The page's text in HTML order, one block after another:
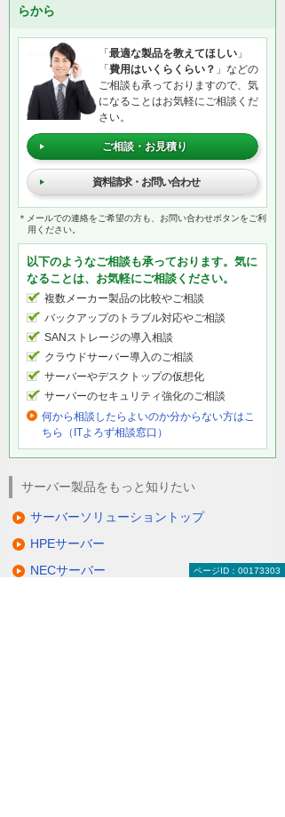
らから
「最適な製品を教えてほしい 」
「費用はいくらくらい？ 」などの
ご相談も承っておりますので、気
になることはお気軽にご相談くだ
さい。
ご相談・お見積り
資料請求・お問い合わせ
＊メールでの連絡をご希望の方も、お問い合わせボタンをご利
用ください。
以下のようなご相談も承っております。気に
なることは、お気軽にご相談ください。
複数メーカー製品の比較やご相談
バックアップのトラブル対応やご相談
SANストレージの導入相談
クラウドサーバー導入のご相談
サーバーやデスクトップの仮想化
サーバーのセキュリティ強化のご相談
何から相談したらよいのか分からない方はこ
ちら（ITよろず相談窓口）
サーバー製品をもっと知りたい
サーバーソリューショントップ
HPEサーバー
NECサーバー
ページID：00173303